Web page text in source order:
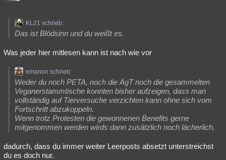
KL21 schrieb:
Das ist Blödsinn und du weißt es.
Was jeder hier mitlesen kann ist nach wie vor
emanon schrieb:
Weder du noch PETA, noch die ÄgT noch die gesammelten
Veganerstammtische konnten bisher aufzeigen, dass man
vollständig auf Tierversuche verzichten kann ohne sich vom
Fortschritt abzukoppeln.
Wenn trotz Protesten die gewonnenen Benefits gerne
mitgenommen werden wirds dann zusätzlich noch lächerlich.
dadurch, dass du immer weiter Leerposts absetzt unterstreichst
du es doch nur.